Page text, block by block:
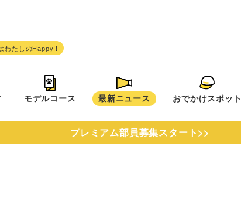
モデルコース 最新ニュース おでかけスポット
プレミアム部員募集スタート>>